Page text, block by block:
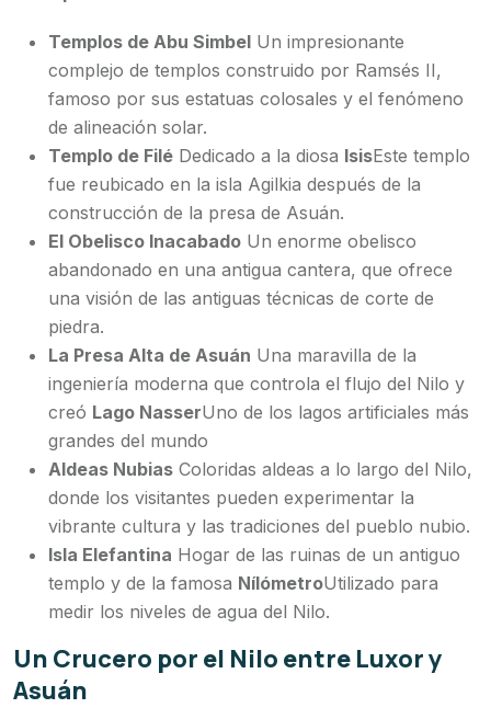
Templos de Abu Simbel Un impresionante
complejo de templos construido por Ramsés II,
famoso por sus estatuas colosales y el fenómeno
de alineación solar.
Templo de Filé Dedicado a la diosa IsisEste templo
fue reubicado en la isla Agilkia después de la
construcción de la presa de Asuán.
El Obelisco Inacabado Un enorme obelisco
abandonado en una antigua cantera, que ofrece
una visión de las antiguas técnicas de corte de
piedra.
La Presa Alta de Asuán Una maravilla de la
ingeniería moderna que controla el flujo del Nilo y
creó Lago NasserUno de los lagos artificiales más
grandes del mundo
Aldeas Nubias Coloridas aldeas a lo largo del Nilo,
donde los visitantes pueden experimentar la
vibrante cultura y las tradiciones del pueblo nubio.
Isla Elefantina Hogar de las ruinas de un antiguo
templo y de la famosa NílómetroUtilizado para
medir los niveles de agua del Nilo.
Un Crucero por el Nilo entre Luxor y
Asuán